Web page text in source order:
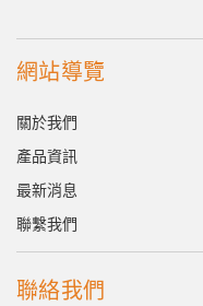
網站導覽
關於我們
產品資訊
最新消息
聯繫我們
聯絡我們